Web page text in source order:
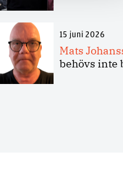
15 juni 2026
Mats
behövs inte